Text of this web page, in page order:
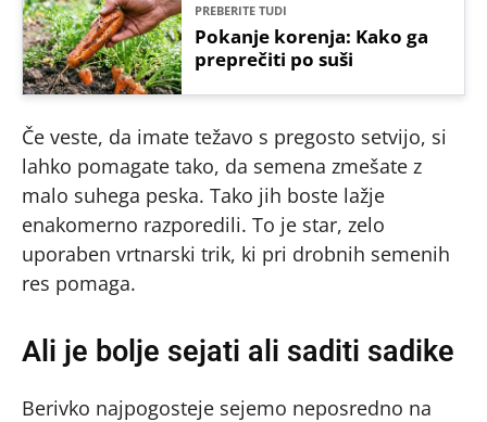
PREBERITE TUDI
Pokanje korenja: Kako ga
preprečiti po suši
Če veste, da imate težavo s pregosto setvijo, si
lahko pomagate tako, da semena zmešate z
malo suhega peska. Tako jih boste lažje
enakomerno razporedili. To je star, zelo
uporaben vrtnarski trik, ki pri drobnih semenih
res pomaga.
Ali je bolje sejati ali saditi sadike
Berivko najpogosteje sejemo neposredno na